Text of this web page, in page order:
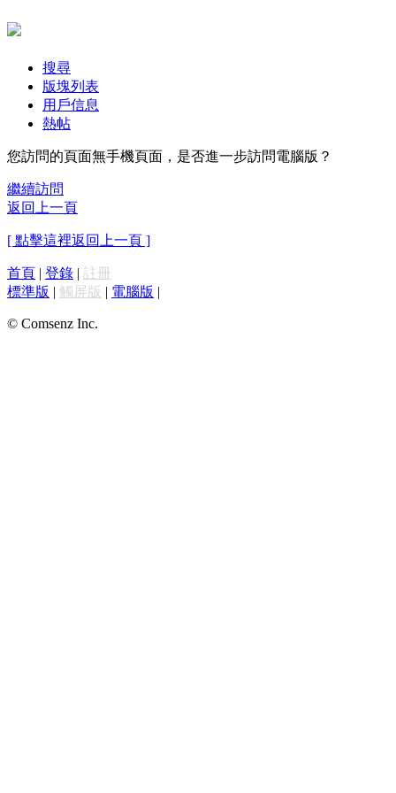
搜尋
版塊列表
用戶信息
熱帖
您訪問的頁面無手機頁面，是否進一步訪問電腦版？
繼續訪問
返回上一頁
[ 點擊這裡返回上一頁 ]
首頁 | 登錄 | 註冊
標準版 | 觸屏版 | 電腦版 |
© Comsenz Inc.